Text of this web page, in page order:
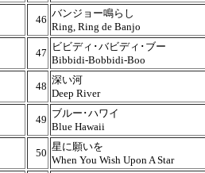
46
バンジョー鳴らし
Ring, Ring de Banjo
47
ビビディ･バビディ･ブー
Bibbidi-Bobbidi-Boo
48
深い河
Deep River
49
ブルー･ハワイ
Blue Hawaii
50
星に願いを
When You Wish Upon A Star